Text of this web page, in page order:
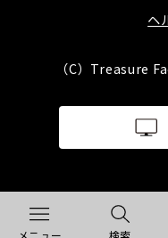
ヘ
（C）Treasure